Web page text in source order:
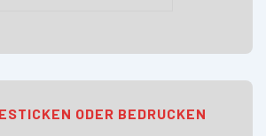
ODER BEDRUCKEN